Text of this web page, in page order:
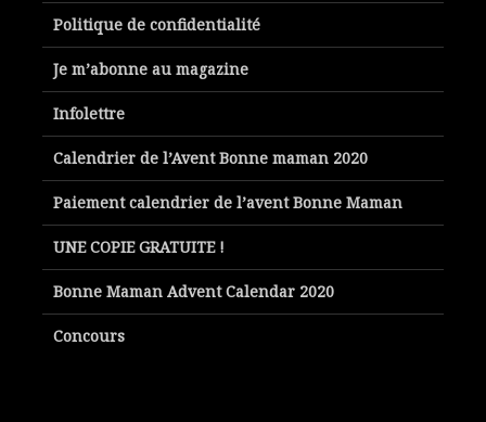
Politique de confidentialité
Je m’abonne au magazine
Infolettre
Calendrier de l’Avent Bonne maman 2020
Paiement calendrier de l’avent Bonne Maman
UNE COPIE GRATUITE !
Bonne Maman Advent Calendar 2020
Concours